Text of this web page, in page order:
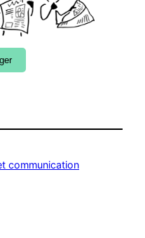
communication